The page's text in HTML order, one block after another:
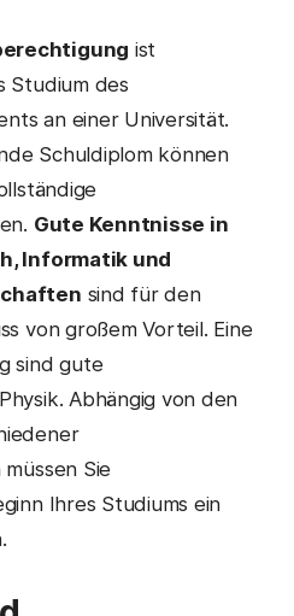
ist
Studium des
an einer Universität.
Schuldiplom können
Gute Kenntnisse in
Informatik und
sind für den
von großem Vorteil. Eine
sind gute
Abhängig von den
Sie
Ihres Studiums ein